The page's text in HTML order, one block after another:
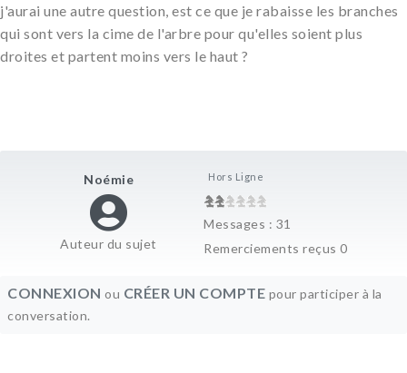
Noémie
Auteur du sujet
Hors Ligne
Messages : 31
Remerciements reçus 0
j'aurai une autre question, est ce que je rabaisse les branches
qui sont vers la cime de l'arbre pour qu'elles soient plus
droites et partent moins vers le haut ?
CONNEXION ou CRÉER UN COMPTE pour participer à la
conversation.